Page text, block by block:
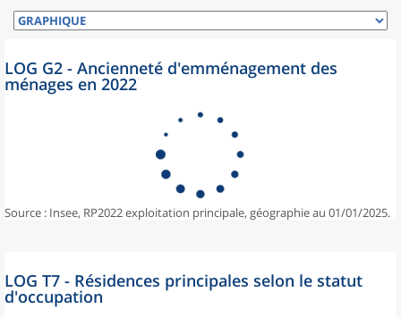
LOG G2 - Ancienneté d'emménagement des
ménages en 2022
Source : Insee, RP2022 exploitation principale, géographie au 01/01/2025.
LOG T7 - Résidences principales selon le statut
d'occupation